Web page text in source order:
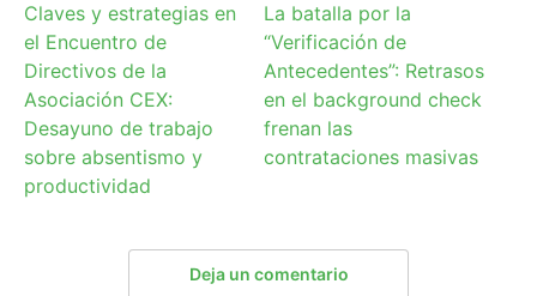
Claves y estrategias en
el Encuentro de
Directivos de la
Asociación CEX:
Desayuno de trabajo
sobre absentismo y
productividad
La batalla por la
“Verificación de
Antecedentes”: Retrasos
en el background check
frenan las
contrataciones masivas
Deja un comentario